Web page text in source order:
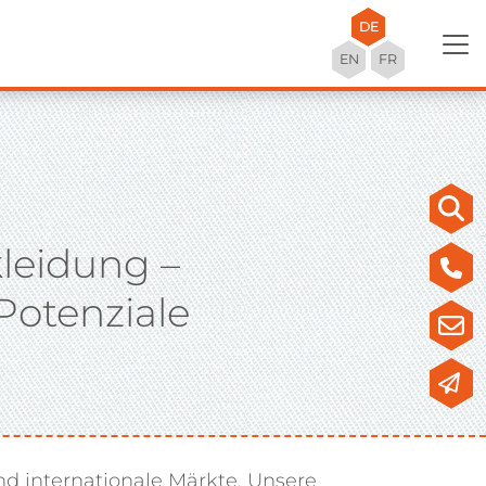
DE
EN FR
–
internationale Märkte. Unsere